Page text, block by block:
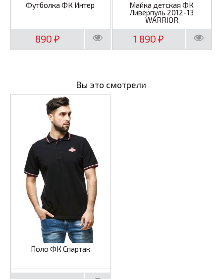
Футболка ФК Интер
890 ₽
Майка детская ФК
Ливерпуль 2012-13
WARRIOR
1 890₽
Вы это смотрели
Поло ФК Спартак